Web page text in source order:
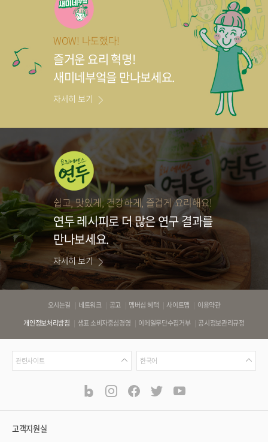
WOW! 나도했다!
즐거운 요리 혁명!
새미네부엌을 만나보세요.
자세히 보기
쉽고, 맛있게, 건강하게, 즐겁게 요리해요!
연두 레시피로더 많은 연구 결과를
만나보세요.
자세히 보기
오시는길 네트워크 공고 멤버십 혜택 사이트맵
이용약관
개인정보처리방침
샘표 소비자중심경영 이메일무단수집거부 공시정보관리규정
관
련
관련사이트
언
어
한국어
널
blog instagramfacebook
twitter
고객지원실